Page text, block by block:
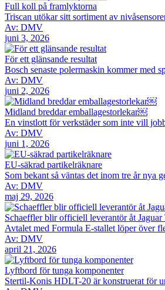
Full koll på framlyktorna
Triscan utökar sitt sortiment av
Av: DMV
juni 3, 2026
För ett glänsande resultat
Bosch senaste polermaskin kommer med
Av: DMV
juni 2, 2026
Midland breddar emballagestorlekar￼
En vinstlott för verkstäder som inte vill
Av: DMV
juni 1, 2026
EU-säkrad partikelräknare
Som bekant så väntas det inom tre år nya
Av: DMV
maj 29, 2026
Schaeffler blir officiell leverantör åt
Avtalet med Formula E-stallet löper över
Av: DMV
april 21, 2026
Lyftbord för tunga komponenter
Stertil-Konis HDLT-20 är konstruerat för